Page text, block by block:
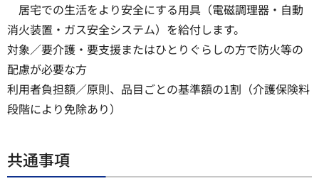
居宅での生活をより安全にする用具（電磁調理器・自動
消火装置・ガス安全システム）を給付します。
対象／要介護・要支援またはひとりぐらしの方で防火等の
配慮が必要な方
利用者負担額／原則、品目ごとの基準額の1割（介護保険料
段階により免除あり）
共通事項